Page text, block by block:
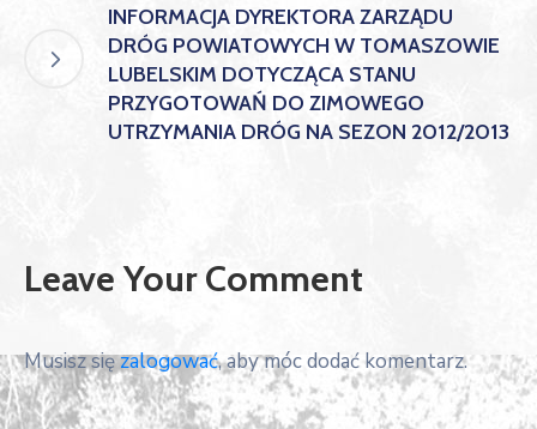
INFORMACJA DYREKTORA ZARZĄDU
DRÓG POWIATOWYCH W TOMASZOWIE
LUBELSKIM DOTYCZĄCA STANU
PRZYGOTOWAŃ DO ZIMOWEGO
UTRZYMANIA DRÓG NA SEZON 2012/2013
Leave Your Comment
Musisz sięzalogować, aby móc dodać komentarz.